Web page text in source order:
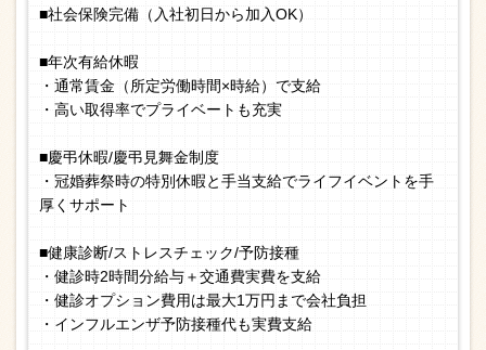
■社会保険完備（入社初日から加入OK）
■年次有給休暇
・通常賃金（所定労働時間×時給）で支給
・高い取得率でプライベートも充実
■慶弔休暇/慶弔見舞金制度
・冠婚葬祭時の特別休暇と手当支給でライフイベントを手
厚くサポート
■健康診断/ストレスチェック/予防接種
・健診時2時間分給与＋交通費実費を支給
・健診オプション費用は最大1万円まで会社負担
・インフルエンザ予防接種代も実費支給